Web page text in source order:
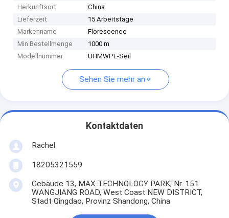
Herkunftsort
China
Lieferzeit
15 Arbeitstage
Markenname
Florescence
Min Bestellmenge
1000 m
Modellnummer
UHMWPE-Seil
Sehen Sie mehr an
Kontaktdaten
Rachel
18205321559
Gebäude 13, MAX TECHNOLOGY PARK, Nr. 151
WANGJIANG ROAD, West Coast NEW DISTRICT,
Stadt Qingdao, Provinz Shandong, China